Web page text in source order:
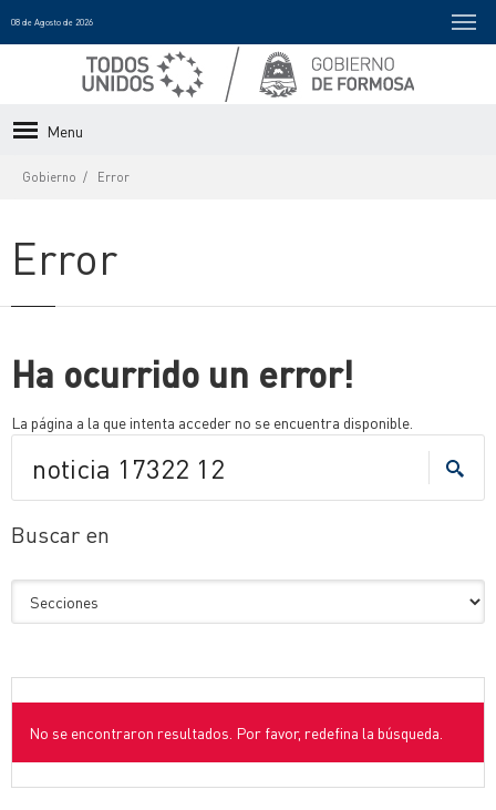
08 de Agosto de 2026
Menu
Gobierno Error
Error
Ha ocurrido un error!
La página a la que intenta acceder no se encuentra disponible.
Buscar en
No se encontraron resultados. Por favor, redefina la búsqueda.